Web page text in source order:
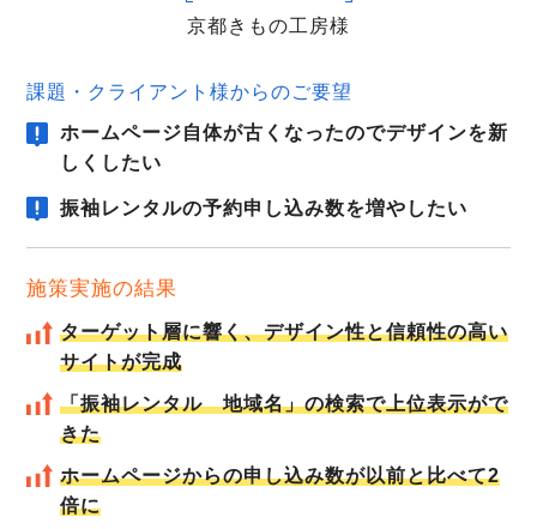
京都きもの工房様
課題・クライアント様からのご要望
ホームページ自体が古くなったのでデザインを新
しくしたい
振袖レンタルの予約申し込み数を増やしたい
施策実施の結果
ターゲット層に響く、デザイン性と信頼性の高い
サイトが完成
「振袖レンタル 地域名」の検索で上位表示がで
きた
ホームページからの申し込み数が以前と比べて2
倍に